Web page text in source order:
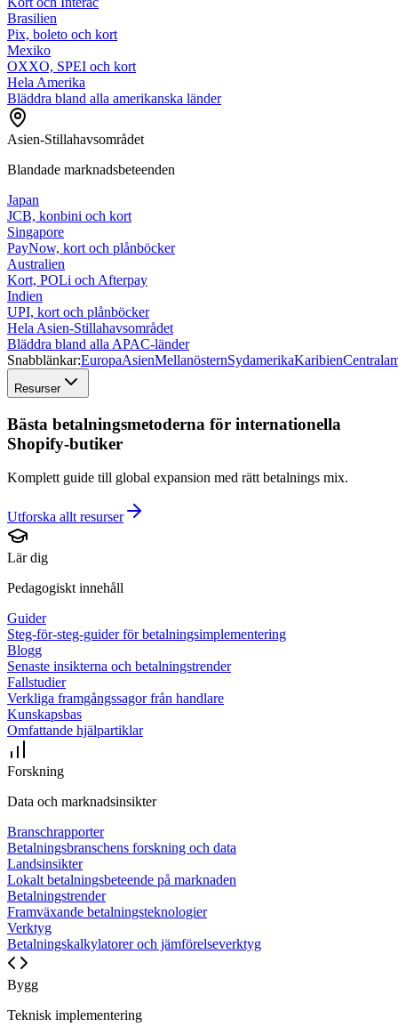
Brasilien
Pix, boleto och kort
Mexiko
OXXO, SPEI och kort
Hela Amerika
Bläddra bland alla amerikanska länder
Asien-Stillahavsområdet
Blandade marknadsbeteenden
Japan
JCB, konbini och kort
Singapore
PayNow, kort och plånböcker
Australien
Kort, POLi och Afterpay
Indien
UPI, kort och plånböcker
Hela Asien-Stillahavsområdet
Bläddra bland alla APAC-länder
Snabblänkar:EuropaAsienMellanösternSydamerikaKaribien
Resurser
Bästa betalningsmetoderna för internationella
Shopify-butiker
Komplett guide till global expansion med rätt betalnings mix.
Utforska allt resurser
Lär dig
Pedagogiskt innehåll
Guider
Steg-för-steg-guider för betalningsimplementering
Blogg
Senaste insikterna och betalningstrender
Fallstudier
Verkliga framgångssagor från handlare
Kunskapsbas
Omfattande hjälpartiklar
Forskning
Data och marknadsinsikter
Branschrapporter
Betalningsbranschens forskning och data
Landsinsikter
Lokalt betalningsbeteende på marknaden
Betalningstrender
Framväxande betalningsteknologier
Verktyg
Betalningskalkylatorer och jämförelseverktyg
Bygg
Teknisk implementering